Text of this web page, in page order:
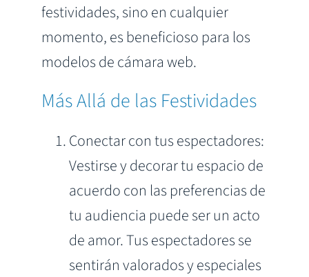
festividades, sino en cualquier
momento, es beneficioso para los
modelos de cámara web.
Más Allá de las Festividades
Conectar con tus espectadores:
Vestirse y decorar tu espacio de
acuerdo con las preferencias de
tu audiencia puede ser un acto
de amor. Tus espectadores se
sentirán valorados y especiales